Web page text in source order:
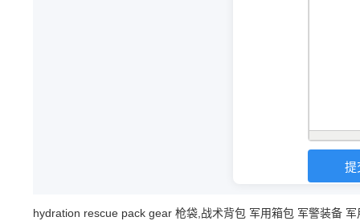
hydration rescue pack gear 枪袋,战术背包 军用箱包 军警装备 军